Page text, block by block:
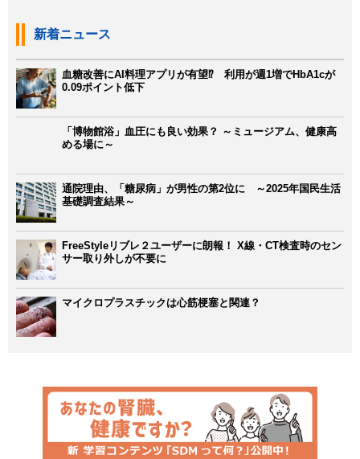
新着ニュース
血糖改善にAI料理アプリが有望⁉ 利用が週1増でHbA1cが
0.09ポイント低下
「博物館浴」血圧にも良い効果？ ～ミュージアム、健康高
める場に～
通院理由、「糖尿病」が男性の第2位に ～2025年国民生活
基礎調査結果～
FreeStyleリブレ２ユーザーに朗報！ X線・CT検査時のセン
サー取り外しが不要に
マイクロプラスチックは心筋梗塞と関連？